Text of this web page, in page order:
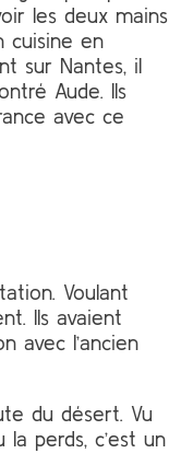
les deux mains
cuisine en
sur Nantes, il
Aude. Ils
avec ce
Voulant
Ils avaient
avec l’ancien
du désert. Vu
perds, c’est un